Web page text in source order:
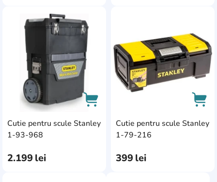
Cutie pentru scule Stanley
1-93-968
2.199 lei
AddCardToCart
Cutie pentru scule Stanley
1-79-216
399 lei